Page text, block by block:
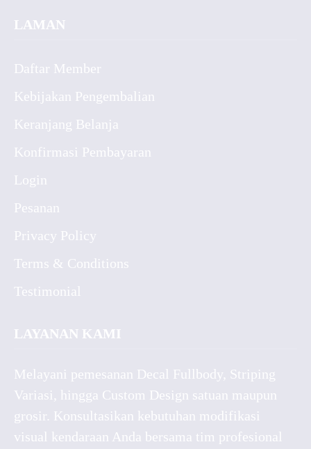
LAMAN
Daftar Member
Kebijakan Pengembalian
Keranjang Belanja
Konfirmasi Pembayaran
Login
Pesanan
Privacy Policy
Terms & Conditions
Testimonial
LAYANAN KAMI
Melayani pemesanan Decal Fullbody, Striping
Variasi, hingga Custom Design satuan maupun
grosir. Konsultasikan kebutuhan modifikasi
visual kendaraan Anda bersama tim profesional